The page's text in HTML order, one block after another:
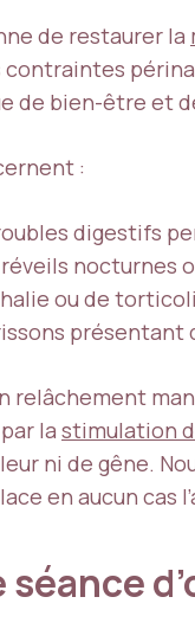
de restaurer la
de bien-être et
:
digestifs
nocturnes
ou de
relâchement
la stimulation
ni de gêne.
en aucun cas